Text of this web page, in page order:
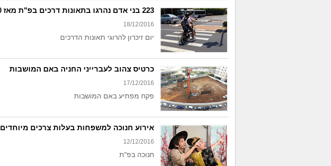
223 בני אדם נהרגו בתאונות דרכים בפ"ת מאז 1980
18/12/2016
יום זיכרון להרוגי תאונות הדרכים
כרטיס צהוב לעברייני החניה באם המושבות
17/12/2016
פקח מפתיע באם המושבות
אירוע חנוכה למשפחות בעלות צרכים מיוחדים
12/12/2016
חנוכה בפ"ת